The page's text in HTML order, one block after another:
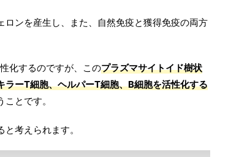
ンを産生し、また、自然免疫と獲得免疫の両方
化するのですが、このプラズマサイトイド樹状
ーT細胞、ヘルパーT細胞、B細胞を活性化する
ことです。
考えられます。